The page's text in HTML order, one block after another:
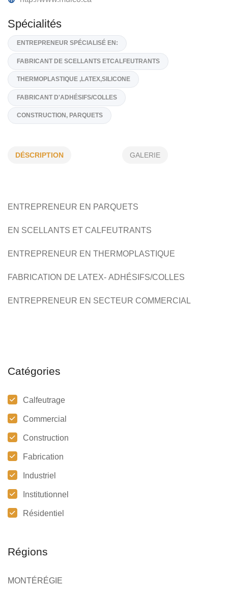
(450) 442 2220
http://www.mulco.ca
Spécialités
FABRICANT DE SCELLANTS ETCALFEUTRANTS
CONSTRUCTION, PARQUETS
DÉSCRIPTION GALERIE
ENTREPRENEUR EN PARQUETS
EN SCELLANTS ET CALFEUTRANTS
ENTREPRENEUR EN THERMOPLASTIQUE
FABRICATION DE LATEX- ADHÉSIFS/COLLES
ENTREPRENEUR EN SECTEUR COMMERCIAL
Catégories
Calfeutrage
Commercial
Construction
Fabrication
Industriel
Institutionnel
Résidentiel
Régions
MONTÉRÉGIE